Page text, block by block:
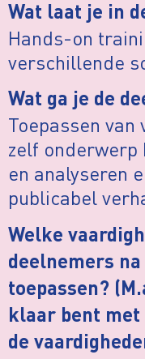
Wat laat je in
Hands-on
verschillende
Wat ga je de
Toepassen
zelf onderwerp
en analyseren
publicabel
Welke
deelnemers
toepassen?
klaar bent met
de